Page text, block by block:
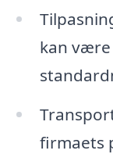
kan
firmaets